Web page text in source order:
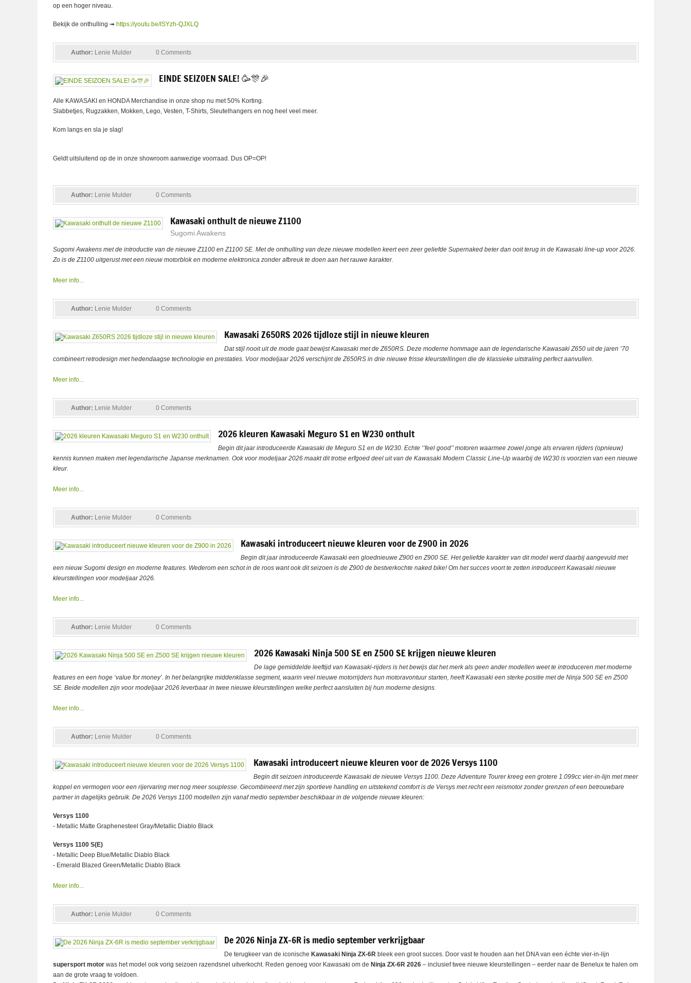
op een hoger niveau.
Bekijk de onthulling ➟ https://youtu.be/ISYzh-QJXLQ
Author: Lenie Mulder 0 Comments
EINDE SEIZOEN SALE! 🥳🎊🎉
Alle KAWASAKI en HONDA Merchandise in onze shop nu met 50% Korting.
Slabbetjes, Rugzakken, Mokken, Lego, Vesten, T-Shirts, Sleutelhangers en nog heel veel meer.
Kom langs en sla je slag!
Geldt uitsluitend op de in onze showroom aanwezige voorraad. Dus OP=OP!
Author: Lenie Mulder 0 Comments
Kawasaki onthult de nieuwe Z1100
Sugomi Awakens
Sugomi Awakens met de introductie van de nieuwe Z1100 en Z1100 SE. Met de onthulling van deze nieuwe modellen keert een zeer geliefde Supernaked beter dan ooit terug in de Kawasaki line-up voor 2026.
Zo is de Z1100 uitgerust met een nieuw motorblok en moderne elektronica zonder afbreuk te doen aan het rauwe karakter.
Meer info...
Author: Lenie Mulder 0 Comments
Kawasaki Z650RS 2026 tijdloze stijl in nieuwe kleuren
Dat stijl nooit uit de mode gaat bewijst Kawasaki met de Z650RS. Deze moderne hommage aan de legendarische Kawasaki Z650 uit de jaren ’70
combineert retrodesign met hedendaagse technologie en prestaties. Voor modeljaar 2026 verschijnt de Z650RS in drie nieuwe frisse kleurstellingen die de klassieke uitstraling perfect aanvullen.
Meer info...
Author: Lenie Mulder 0 Comments
2026 kleuren Kawasaki Meguro S1 en W230 onthult
Begin dit jaar introduceerde Kawasaki de Meguro S1 en de W230. Echte ‘’feel good’’ motoren waarmee zowel jonge als ervaren rijders (opnieuw)
kennis kunnen maken met legendarische Japanse merknamen. Ook voor modeljaar 2026 maakt dit trotse erfgoed deel uit van de Kawasaki Modern Classic Line-Up waarbij de W230 is voorzien van een nieuwe
kleur.
Meer info...
Author: Lenie Mulder 0 Comments
Kawasaki introduceert nieuwe kleuren voor de Z900 in 2026
Begin dit jaar introduceerde Kawasaki een gloednieuwe Z900 en Z900 SE. Het geliefde karakter van dit model werd daarbij aangevuld met
een nieuw Sugomi design en moderne features. Wederom een schot in de roos want ook dit seizoen is de Z900 de bestverkochte naked bike! Om het succes voort te zetten introduceert Kawasaki nieuwe
kleurstellingen voor modeljaar 2026.
Meer info...
Author: Lenie Mulder 0 Comments
2026 Kawasaki Ninja 500 SE en Z500 SE krijgen nieuwe kleuren
De lage gemiddelde leeftijd van Kawasaki-rijders is het bewijs dat het merk als geen ander modellen weet te introduceren met moderne
features en een hoge ‘value for money’. In het belangrijke middenklasse segment, waarin veel nieuwe motorrijders hun motoravontuur starten, heeft Kawasaki een sterke positie met de Ninja 500 SE en Z500
SE. Beide modellen zijn voor modeljaar 2026 leverbaar in twee nieuwe kleurstellingen welke perfect aansluiten bij hun moderne designs.
Meer info...
Author: Lenie Mulder 0 Comments
Kawasaki introduceert nieuwe kleuren voor de 2026 Versys 1100
Begin dit seizoen introduceerde Kawasaki de nieuwe Versys 1100. Deze Adventure Tourer kreeg een grotere 1.099cc vier-in-lijn met meer
koppel en vermogen voor een rijervaring met nog meer souplesse. Gecombineerd met zijn sportieve handling en uitstekend comfort is de Versys met recht een reismotor zonder grenzen of een betrouwbare
partner in dagelijks gebruik. De 2026 Versys 1100 modellen zijn vanaf medio september beschikbaar in de volgende nieuwe kleuren:
Versys 1100
- Metallic Matte Graphenesteel Gray/Metallic Diablo Black
Versys 1100 S(E)
- Metallic Deep Blue/Metallic Diablo Black
- Emerald Blazed Green/Metallic Diablo Black
Meer info...
Author: Lenie Mulder 0 Comments
De 2026 Ninja ZX-6R is medio september verkrijgbaar
De terugkeer van de iconische Kawasaki Ninja ZX-6Rbleek een groot succes. Door vast te houden aan het DNA van een échte vier-in-lijn
supersport motorwas het model ook vorig seizoen razendsnel uitverkocht. Reden genoeg voor Kawasaki om de Ninja ZX-6R 2026– inclusief twee nieuwe kleurstellingen – eerder naar de Benelux te halen om
aan de grote vraag te voldoen.